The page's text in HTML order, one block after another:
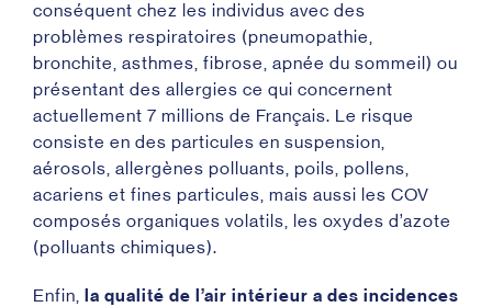
conséquent chez les individus avec des
problèmes respiratoires (pneumopathie,
bronchite, asthmes, fibrose, apnée du sommeil) ou
présentant des allergies ce qui concernent
actuellement 7 millions de Français. Le risque
consiste en des particules en suspension,
aérosols, allergènes polluants, poils, pollens,
acariens et fines particules, mais aussi les COV
composés organiques volatils, les oxydes d’azote
(polluants chimiques).
Enfin, la qualité de l’air intérieur a des incidences